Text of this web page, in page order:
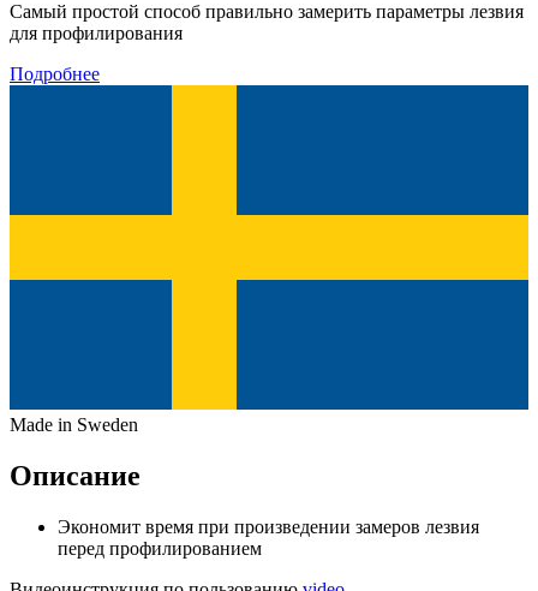
Самый простой способ правильно замерить параметры лезвия
для профилирования
Подробнее
Made in Sweden
Описание
Экономит время при произведении замеров лезвия
перед профилированием